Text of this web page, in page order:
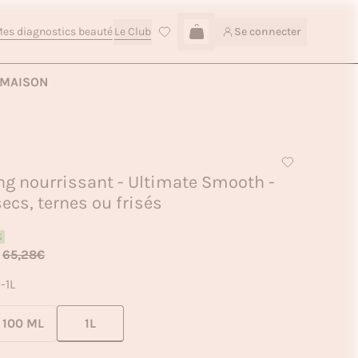
diagnostics beautéLe Club Se connecter
Connexion
MAISON
nourrissant - Ultimate Smooth -
ternes ou frisés
65,28€
-1L
100 ML 1L
Ajouter au panier — 47,90€